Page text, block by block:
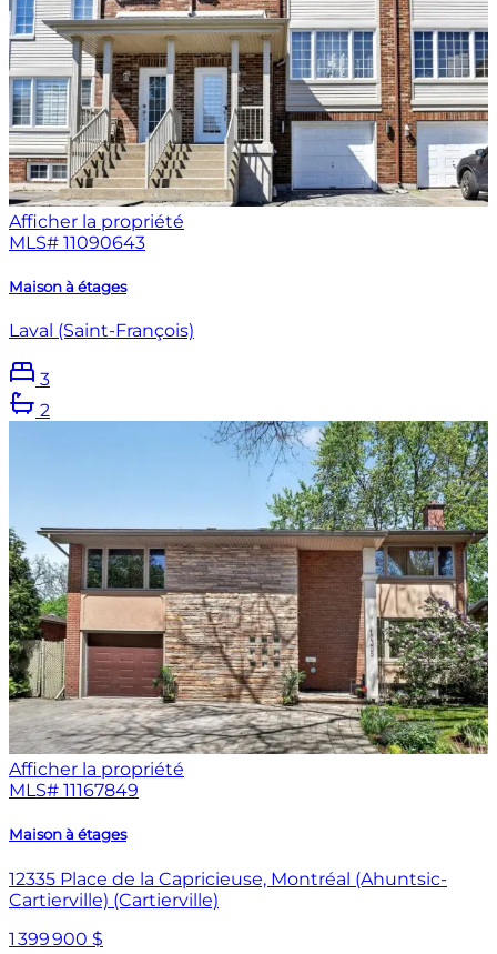
Afficher la propriété
MLS# 11090643
Maison à étages
Laval (Saint-François)
3
2
Afficher la propriété
MLS# 11167849
Maison à étages
12335 Place de la Capricieuse, Montréal (Ahuntsic-
Cartierville) (Cartierville)
1 399 900 $